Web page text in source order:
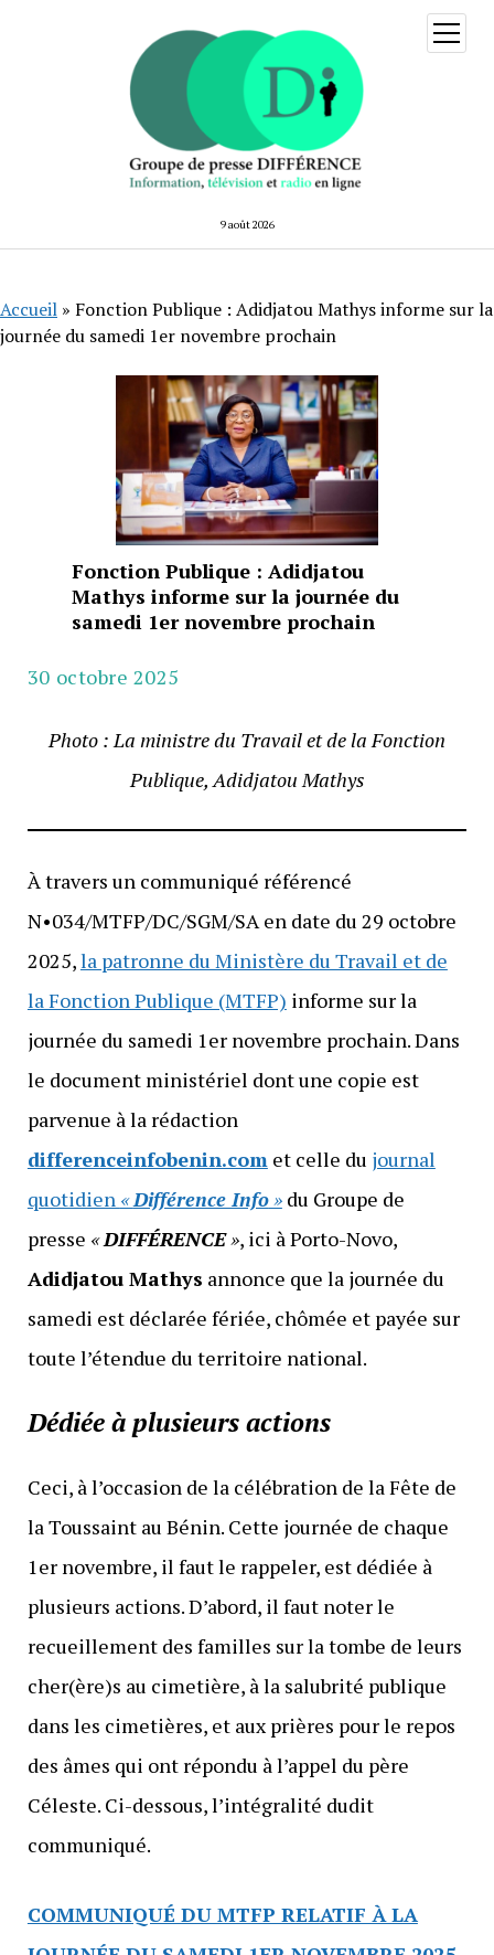
9 août 2026
ouvrir
menu
Accueil » Fonction Publique : Adidjatou Mathys informe sur la
journée du samedi 1er novembre prochain
Fonction Publique : Adidjatou
Mathys informe sur la journée du
samedi 1er novembre prochain
30 octobre 2025
Photo : La ministre du Travail et de la Fonction
Publique, Adidjatou Mathys
À travers un communiqué référencé
N•034/MTFP/DC/SGM/SA en date du 29 octobre
2025,la patronne du Ministère du Travail et de
la Fonction Publique (MTFP) informe sur la
journée du samedi 1er novembre prochain. Dans
le document ministériel dont une copie est
parvenue à la rédaction
differenceinfobenin.comet celle du journal
quotidien «Différence Info»du Groupe de
presse «DIFFÉRENCE», ici à Porto-Novo,
Adidjatou Mathys annonce que la journée du
samedi est déclarée fériée, chômée et payée sur
toute l’étendue du territoire national.
Dédiée à plusieurs actions
Ceci, à l’occasion de la célébration de la Fête de
la Toussaint au Bénin. Cette journée de chaque
1er novembre, il faut le rappeler, est dédiée à
plusieurs actions. D’abord, il faut noter le
recueillement des familles sur la tombe de leurs
cher(ère)s au cimetière, à la salubrité publique
dans les cimetières, et aux prières pour le repos
des âmes qui ont répondu à l’appel du père
Céleste. Ci-dessous, l’intégralité dudit
communiqué.
COMMUNIQUÉ DU MTFP RELATIF À LA